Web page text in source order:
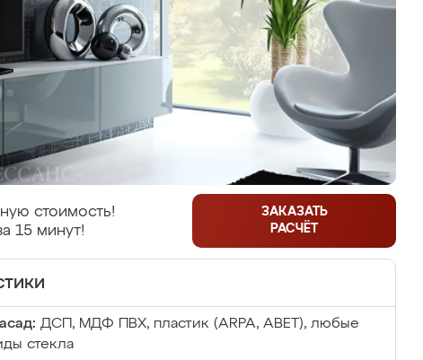
стоимость!
15 минут!
ЗАКАЗАТЬ
РАСЧЁТ
ДСП, МДФ ПВХ, пластик (ARPA, ABET), любые
стекла